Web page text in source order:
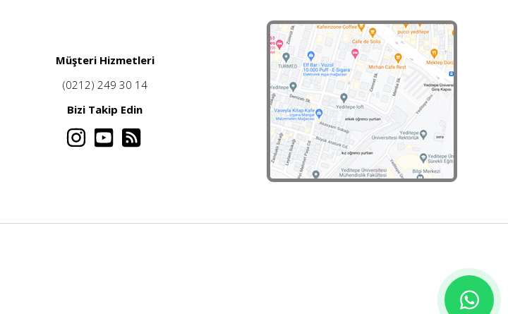
Müşteri Hizmetleri
(0212) 249 30 14
Bizi Takip Edin